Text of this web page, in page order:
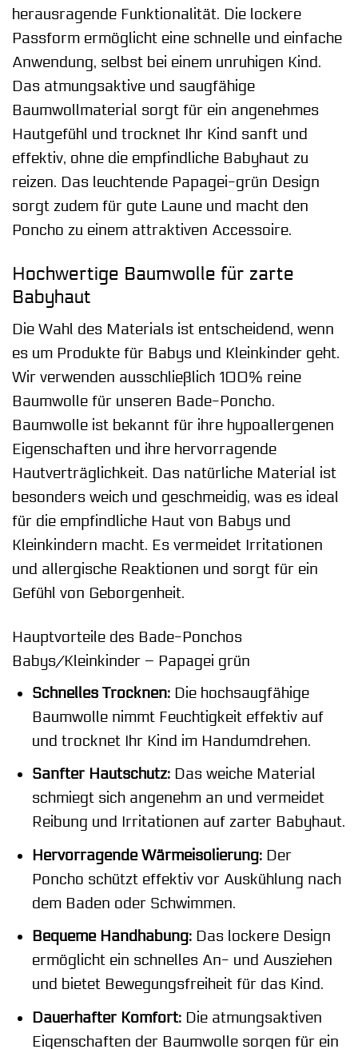
herausragende Funktionalität. Die lockere
Passform ermöglicht eine schnelle und einfache
Anwendung, selbst bei einem unruhigen Kind.
Das atmungsaktive und saugfähige
Baumwollmaterial sorgt für ein angenehmes
Hautgefühl und trocknet Ihr Kind sanft und
effektiv, ohne die empfindliche Babyhaut zu
reizen. Das leuchtende Papagei-grün Design
sorgt zudem für gute Laune und macht den
Poncho zu einem attraktiven Accessoire.
Hochwertige Baumwolle für zarte
Babyhaut
Die Wahl des Materials ist entscheidend, wenn
es um Produkte für Babys und Kleinkinder geht.
Wir verwenden ausschließlich 100% reine
Baumwolle für unseren Bade-Poncho.
Baumwolle ist bekannt für ihre hypoallergenen
Eigenschaften und ihre hervorragende
Hautverträglichkeit. Das natürliche Material ist
besonders weich und geschmeidig, was es ideal
für die empfindliche Haut von Babys und
Kleinkindern macht. Es vermeidet Irritationen
und allergische Reaktionen und sorgt für ein
Gefühl von Geborgenheit.
Hauptvorteile des Bade-Ponchos
Babys/Kleinkinder – Papagei grün
Schnelles Trocknen:Die hochsaugfähige
Baumwolle nimmt Feuchtigkeit effektiv auf
und trocknet Ihr Kind im Handumdrehen.
Sanfter Hautschutz:Das weiche Material
schmiegt sich angenehm an und vermeidet
Reibung und Irritationen auf zarter Babyhaut.
Hervorragende Wärmeisolierung:Der
Poncho schützt effektiv vor Auskühlung nach
dem Baden oder Schwimmen.
Bequeme Handhabung:Das lockere Design
ermöglicht ein schnelles An- und Ausziehen
und bietet Bewegungsfreiheit für das Kind.
Dauerhafter Komfort:Die atmungsaktiven
Eigenschaften der Baumwolle sorgen für ein